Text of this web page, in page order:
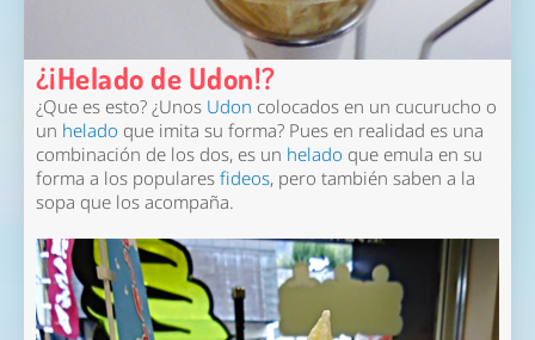
¿¡Helado de Udon!?
¿Que es esto? ¿Unos Udon colocados en un cucurucho o
un helado que imita su forma? Pues en realidad es una
combinación de los dos, es un helado que emula en su
forma a los popularesfideos, pero también saben a la
sopa que los acompaña.